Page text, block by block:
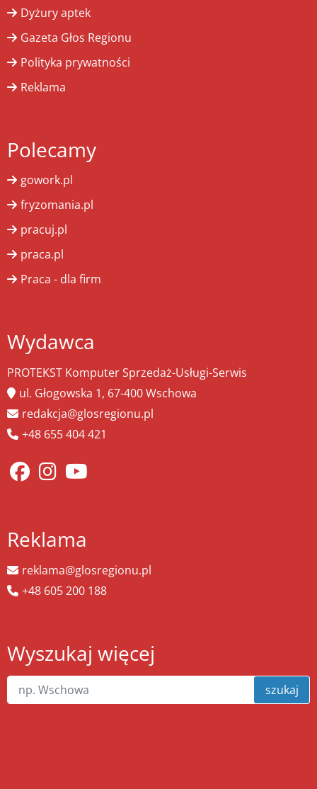
Dyżury aptek
Gazeta Głos Regionu
Polityka prywatności
Reklama
Polecamy
gowork.pl
fryzomania.pl
pracuj.pl
praca.pl
Praca - dla firm
Wydawca
PROTEKST Komputer Sprzedaż-Usługi-Serwis
ul. Głogowska 1, 67-400 Wschowa
redakcja@glosregionu.pl
+48 655 404 421
Reklama
reklama@glosregionu.pl
+48 605 200 188
Wyszukaj więcej
szukaj